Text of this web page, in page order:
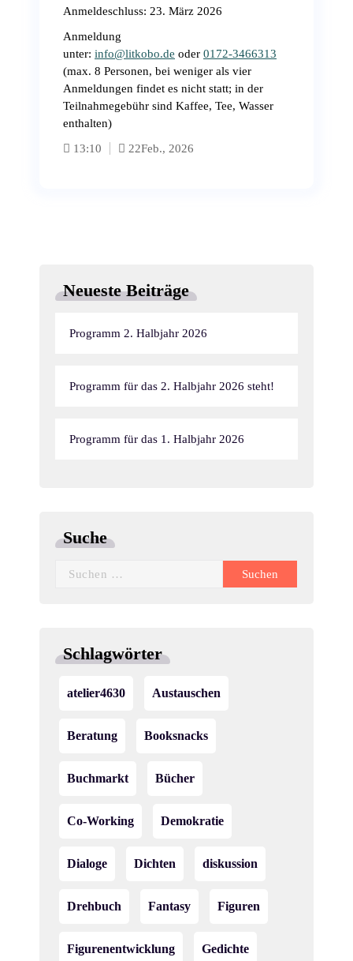
Anmeldeschluss: 23. März 2026
Anmeldung
unter: info@litkobo.de oder 0172-3466313
(max. 8 Personen, bei weniger als vier
Anmeldungen findet es nicht statt; in der
Teilnahmegebühr sind Kaffee, Tee, Wasser
enthalten)
13:10
22Feb., 2026
Neueste Beiträge
Programm 2. Halbjahr 2026
Programm für das 2. Halbjahr 2026 steht!
Programm für das 1. Halbjahr 2026
Suche
Suchen
Schlagwörter
atelier4630 Austauschen
Beratung Booksnacks
Buchmarkt Bücher
Co-Working Demokratie
Dialoge Dichten diskussion
Drehbuch Fantasy Figuren
Figurenentwicklung Gedichte